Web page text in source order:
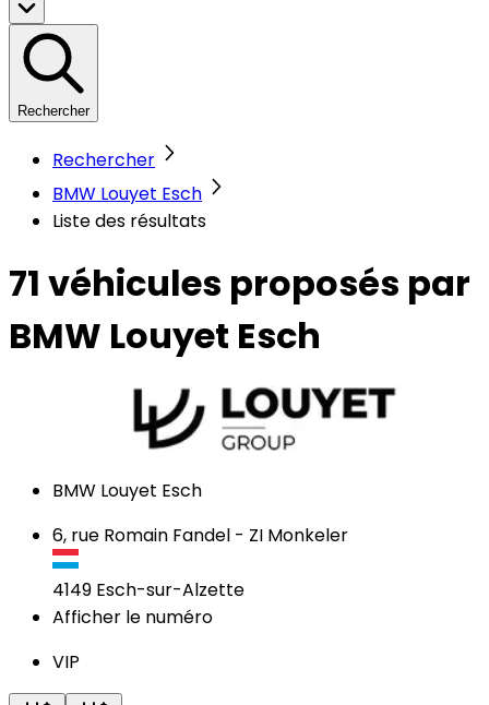
Rechercher
Rechercher
BMW Louyet Esch
Liste des résultats
71 véhicules proposés par
BMW Louyet Esch
BMW Louyet Esch
6, rue Romain Fandel - ZI Monkeler
4149 Esch-sur-Alzette
Afficher le numéro
VIP